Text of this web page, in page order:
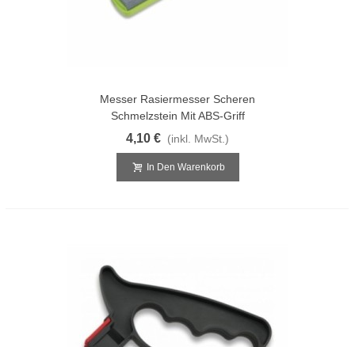
Messer Rasiermesser Scheren
Schmelzstein Mit ABS-Griff
4,10 € (inkl. MwSt.)
In Den Warenkorb